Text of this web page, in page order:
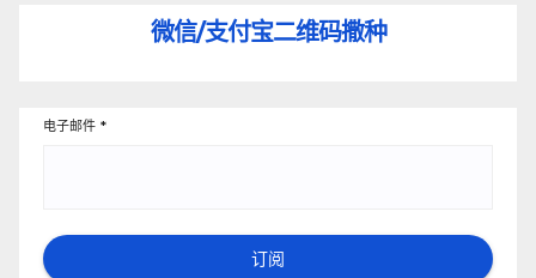
微信/支付宝二维码撒种
电子邮件 *
订阅